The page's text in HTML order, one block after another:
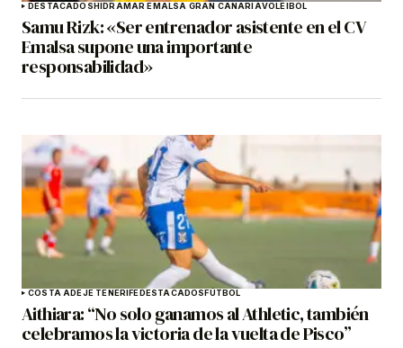
DESTACADOSHIDRAMAR EMALSA GRAN CANARIAVOLEIBOL
Samu Rizk: «Ser entrenador asistente en el CV
Emalsa supone una importante
responsabilidad»
COSTA ADEJE TENERIFEDESTACADOSFÚTBOL
Aithiara: “No solo ganamos al Athletic, también
celebramos la victoria de la vuelta de Pisco”